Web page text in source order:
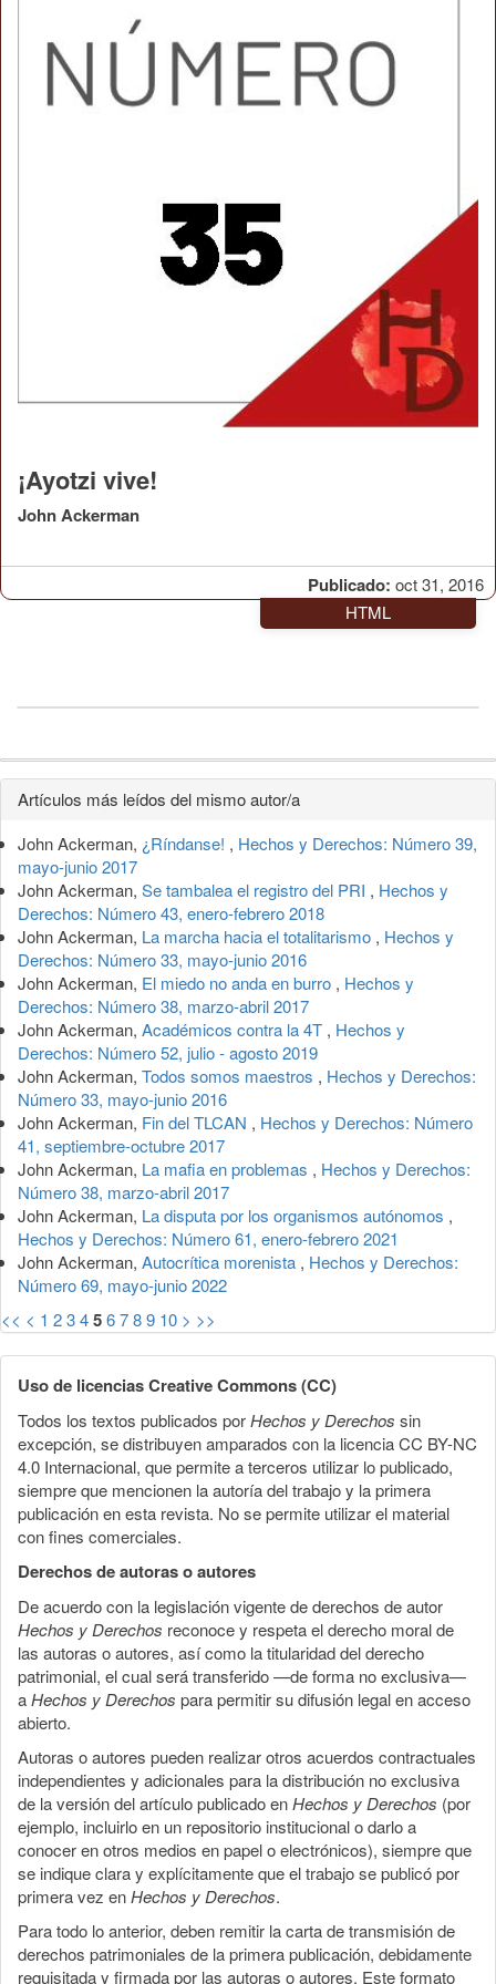
Publicado: oct 31, 2016
¡Ayotzi vive!
John Ackerman
HTML
Detalles
del
artículo
Artículos más leídos del mismo autor/a
John Ackerman, ¿Ríndanse! , Hechos y Derechos: Número 39,
mayo-junio 2017
John Ackerman, Se tambalea el registro del PRI , Hechos y
Derechos: Número 43, enero-febrero 2018
John Ackerman, La marcha hacia el totalitarismo , Hechos y
Derechos: Número 33, mayo-junio 2016
John Ackerman, El miedo no anda en burro , Hechos y
Derechos: Número 38, marzo-abril 2017
John Ackerman, Académicos contra la 4T , Hechos y
Derechos: Número 52, julio - agosto 2019
John Ackerman, Todos somos maestros , Hechos y Derechos:
Número 33, mayo-junio 2016
John Ackerman, Fin del TLCAN , Hechos y Derechos: Número
41, septiembre-octubre 2017
John Ackerman, La mafia en problemas , Hechos y Derechos:
Número 38, marzo-abril 2017
John Ackerman, La disputa por los organismos autónomos ,
Hechos y Derechos: Número 61, enero-febrero 2021
John Ackerman, Autocrítica morenista , Hechos y Derechos:
Número 69, mayo-junio 2022
<< < 1 23456789 10 > >>
Uso de licencias Creative Commons (CC)
Todos los textos publicados porHechos y Derechos sin
excepción, se distribuyen amparados con la licencia CC BY-NC
4.0 Internacional, que permite a terceros utilizar lo publicado,
siempre que mencionen la autoría del trabajo y la primera
publicación en esta revista. No se permite utilizar el material
con fines comerciales.
Derechos de autoras o autores
De acuerdo con la legislación vigente de derechos de autor
Hechos y Derechos reconoce y respeta el derecho moral de
las autoras o autores, así como la titularidad del derecho
patrimonial, el cual será transferido —de forma no exclusiva—
aHechos y Derechos para permitir su difusión legal en acceso
abierto.
Autoras o autores pueden realizar otros acuerdos contractuales
independientes y adicionales para la distribución no exclusiva
de la versión del artículo publicado enHechos y Derechos (por
ejemplo, incluirlo en un repositorio institucional o darlo a
conocer en otros medios en papel o electrónicos), siempre que
se indique clara y explícitamente que el trabajo se publicó por
primera vez enHechos y Derechos.
Para todo lo anterior, deben remitir la carta de transmisión de
derechos patrimoniales de la primera publicación, debidamente
requisitada y firmada por las autoras o autores. Este formato